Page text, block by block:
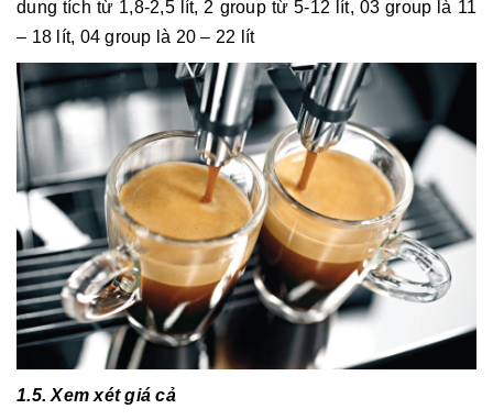
dung tích từ 1,8-2,5 lít, 2 group từ 5-12 lít, 03 group là 11
– 18 lít, 04 group là 20 – 22 lít
1.5. Xem xét giá cả